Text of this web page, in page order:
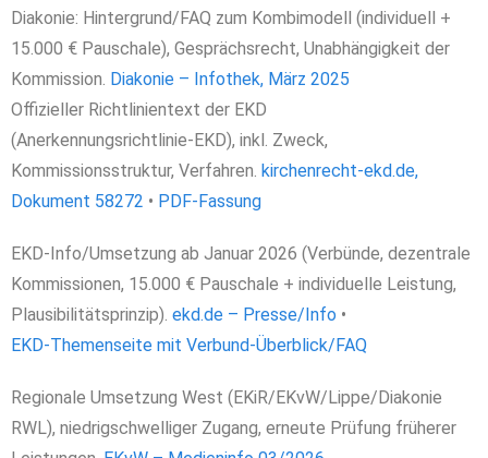
Diakonie: Hintergrund/FAQ zum Kombimodell (individuell +
15.000 € Pauschale), Gesprächsrecht, Unabhängigkeit der
Kommission. Diakonie – Infothek, März 2025
Offizieller Richtlinientext der EKD
(Anerkennungsrichtlinie‑EKD), inkl. Zweck,
Kommissionsstruktur, Verfahren. kirchenrecht‑ekd.de,
Dokument 58272 • PDF‑Fassung
EKD‑Info/Umsetzung ab Januar 2026 (Verbünde, dezentrale
Kommissionen, 15.000 € Pauschale + individuelle Leistung,
Plausibilitätsprinzip). ekd.de – Presse/Info •
EKD‑Themenseite mit Verbund‑Überblick/FAQ
Regionale Umsetzung West (EKiR/EKvW/Lippe/Diakonie
RWL), niedrigschwelliger Zugang, erneute Prüfung früherer